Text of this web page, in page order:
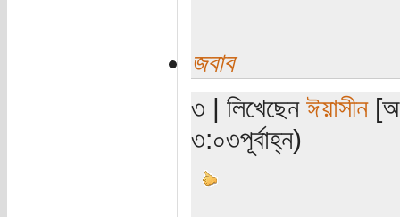
জবাব
৩ | লিখেছেন ঈয়াসীন
৩:০৩পূর্বাহ্ন)